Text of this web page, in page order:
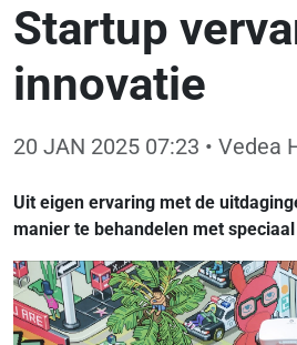
Startup
innovatie
20 JAN 2025 07:23 • Vedea
Uit eigen ervaring met de
manier te behandelen met